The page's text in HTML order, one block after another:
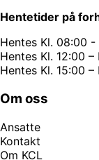
Hentetider på
Hentes Kl. 08:00
Hentes Kl. 12:00
Hentes Kl. 15:00
Om oss
Ansatte
Kontakt
Om KCL